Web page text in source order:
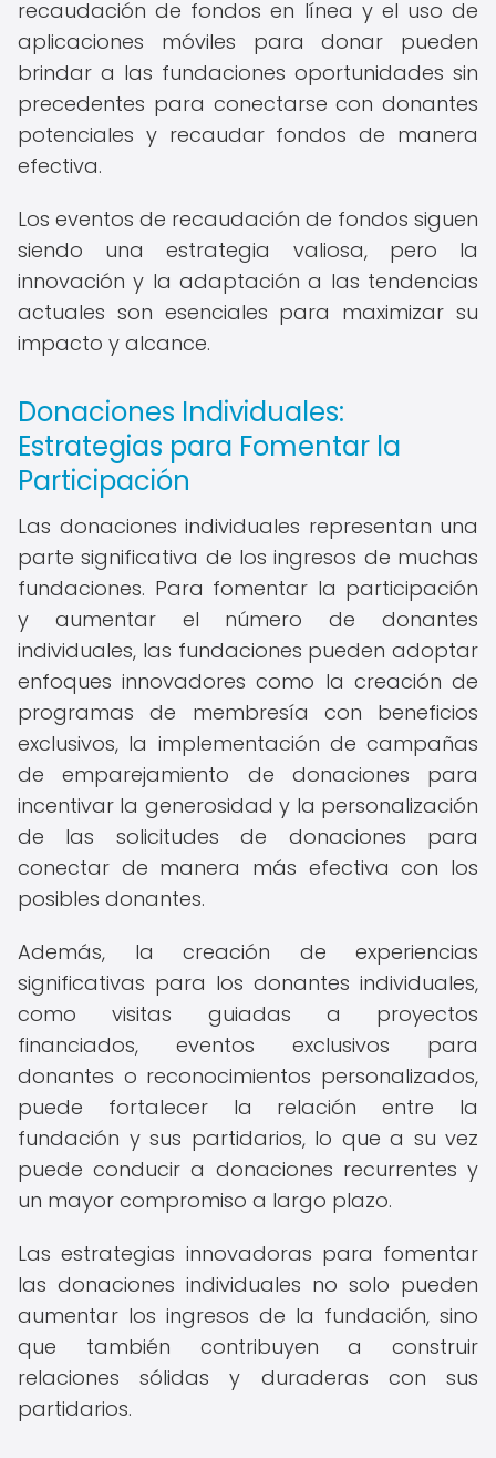
recaudación de fondos en línea y el uso de
aplicaciones móviles para donar pueden
brindar a las fundaciones oportunidades sin
precedentes para conectarse con donantes
potenciales y recaudar fondos de manera
efectiva.
Los eventos de recaudación de fondos siguen
siendo una estrategia valiosa, pero la
innovación y la adaptación a las tendencias
actuales son esenciales para maximizar su
impacto y alcance.
Donaciones Individuales:
Estrategias para Fomentar la
Participación
Las donaciones individuales representan una
parte significativa de los ingresos de muchas
fundaciones. Para fomentar la participación
y aumentar el número de donantes
individuales, las fundaciones pueden adoptar
enfoques innovadores como la creación de
programas de membresía con beneficios
exclusivos, la implementación de campañas
de emparejamiento de donaciones para
incentivar la generosidad y la personalización
de las solicitudes de donaciones para
conectar de manera más efectiva con los
posibles donantes.
Además, la creación de experiencias
significativas para los donantes individuales,
como visitas guiadas a proyectos
financiados, eventos exclusivos para
donantes o reconocimientos personalizados,
puede fortalecer la relación entre la
fundación y sus partidarios, lo que a su vez
puede conducir a donaciones recurrentes y
un mayor compromiso a largo plazo.
Las estrategias innovadoras para fomentar
las donaciones individuales no solo pueden
aumentar los ingresos de la fundación, sino
que también contribuyen a construir
relaciones sólidas y duraderas con sus
partidarios.